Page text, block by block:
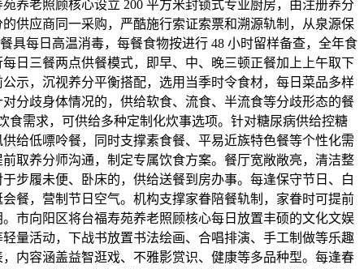
养老照顾核心设立 200 平方米封锁式专业厨房，由注册养分
供应商同一采购，严酷施行索证索票和溯源轨制，从泉源保
具每日高温消毒，每餐食物按进行 48 小时留样备查，全年食
日三餐两点供餐模式，即早、中、晚三顿正餐加上上午取下
示，沉视养分平衡搭配，选用当季时令食材，每日菜品多样
分歧身体情况的，供给软食、流食、半流食等分歧形态的餐
食需求，可供给多种定制化炊事选项。针对糖尿病供给控糖
给低嘌呤餐，同时支撑素食餐、平易近族特色餐等个性化需
取养分师沟通，制定专属饮食方案。餐厅宽敞敞亮，清洁整
步履未便、卧床的，供给送餐到房办事。每逢保守节日、白
餐，营制节日空气。机构支撑家眷陪餐轨制，家眷时可提前
市向阳区将台福寿苑养老照顾核心每日放置丰硕的文化文娱
量活动，下战书放置书法绘画、合唱排演、手工制做等乐趣
内容涵盖益智逛戏、不雅影赏识、健康等多品种型。每逢春